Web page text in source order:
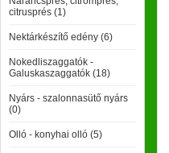
citrusprés (1)
Nektárkészítő edény (6)
Nokedliszaggatók -
Galuskaszaggatók (18)
Nyárs - szalonnasütő nyárs
(0)
Olló - konyhai olló (5)